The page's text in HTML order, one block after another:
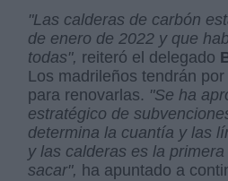
"Las calderas de carbón
de enero de 2022 y que
todas", reiteró el delegado
Los madrileños tendrán
para renovarlas. "Se ha
estratégico de
determina la cuantía y las
y las calderas es la
sacar", ha apuntado a